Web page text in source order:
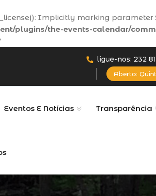
Implicitly marking
plugins/the-events-calendar/
ligue-nos: 232
Aberto:
Eventos E Notícias Transparência